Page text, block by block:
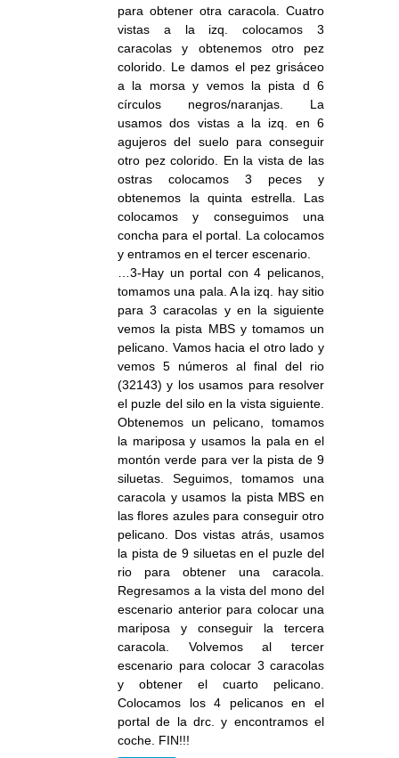
para obtener otra caracola. Cuatro
vistas a la izq. colocamos 3
caracolas y obtenemos otro pez
colorido. Le damos el pez grisáceo
a la morsa y vemos la pista d 6
círculos negros/naranjas. La
usamos dos vistas a la izq. en 6
agujeros del suelo para conseguir
otro pez colorido. En la vista de las
ostras colocamos 3 peces y
obtenemos la quinta estrella. Las
colocamos y conseguimos una
concha para el portal. La colocamos
y entramos en el tercer escenario.
…3-Hay un portal con 4 pelicanos,
tomamos una pala. A la izq. hay sitio
para 3 caracolas y en la siguiente
vemos la pista MBS y tomamos un
pelicano. Vamos hacia el otro lado y
vemos 5 números al final del rio
(32143) y los usamos para resolver
el puzle del silo en la vista siguiente.
Obtenemos un pelicano, tomamos
la mariposa y usamos la pala en el
montón verde para ver la pista de 9
siluetas. Seguimos, tomamos una
caracola y usamos la pista MBS en
las flores azules para conseguir otro
pelicano. Dos vistas atrás, usamos
la pista de 9 siluetas en el puzle del
rio para obtener una caracola.
Regresamos a la vista del mono del
escenario anterior para colocar una
mariposa y conseguir la tercera
caracola. Volvemos al tercer
escenario para colocar 3 caracolas
y obtener el cuarto pelicano.
Colocamos los 4 pelicanos en el
portal de la drc. y encontramos el
coche. FIN!!!